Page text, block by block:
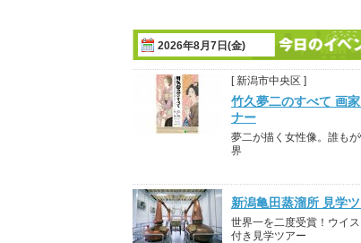
2026年8月7日(金)
[ 新潟市中央区 ]
竹久夢二のすべて 画
ナー
夢二が描く女性像。誰も
界
新潟亀田蒸溜所 見学
世界一を二度受賞！ウイ
付き見学ツアー